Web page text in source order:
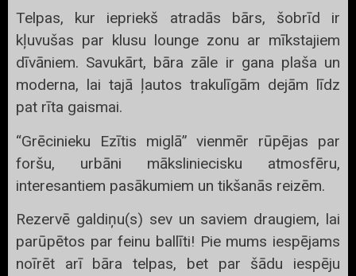
Telpas, kur iepriekš atradās bārs, šobrīd ir
kļuvušas par klusu lounge zonu ar mīkstajiem
dīvāniem. Savukārt, bāra zāle ir gana plaša un
moderna, lai tajā ļautos trakulīgām dejām līdz
pat rīta gaismai.
“Grēcinieku Ezītis miglā” vienmēr rūpējas par
foršu, urbāni māksliniecisku atmosfēru,
interesantiem pasākumiem un tikšanās reizēm.
Rezervē galdiņu(s) sev un saviem draugiem, lai
parūpētos par feinu ballīti! Pie mums iespējams
noīrēt arī bāra telpas, bet par šādu iespēju